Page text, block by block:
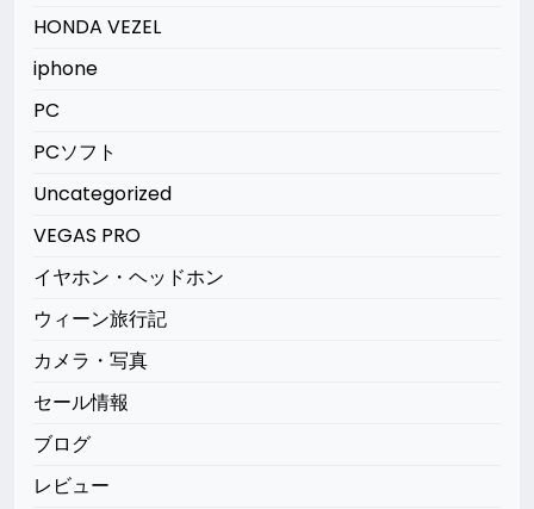
HONDA VEZEL
iphone
PC
PCソフト
Uncategorized
VEGAS PRO
イヤホン・ヘッドホン
ウィーン旅行記
カメラ・写真
セール情報
ブログ
レビュー